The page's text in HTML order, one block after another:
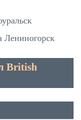
Лениногорск
British